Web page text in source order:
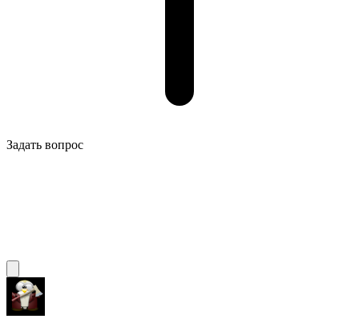
Задать вопрос